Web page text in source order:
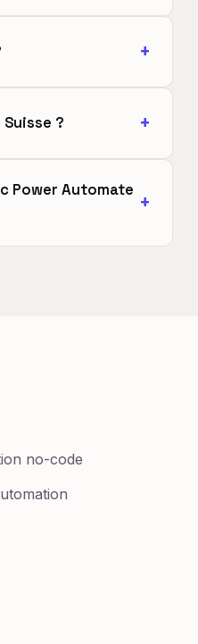
?
Power Automate
no-code